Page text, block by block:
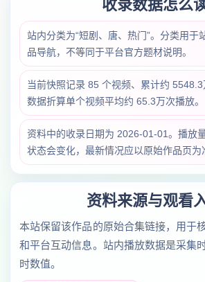
收录数据怎么
站内分类为“短剧、唐、热门”。分类用于
品导航，不等同于平台官方题材说明。
当前快照记录 85 个视频、累计约
数据折算单个视频平均约 65.3万次播放。
资料中的收录日期为 2026-01-01。播放
状态会变化，最新情况应以原始作品页为
资料来源与观看
本站保留该作品的原始合集链接，用于
和平台互动信息。站内播放数据是采集
时数值。